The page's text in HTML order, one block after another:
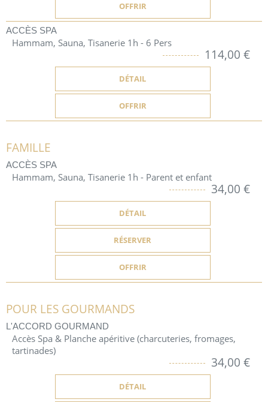
OFFRIR
ACCÈS SPA
Hammam, Sauna, Tisanerie 1h - 6 Pers
114,00 €
DÉTAIL
OFFRIR
FAMILLE
ACCÈS SPA
Hammam, Sauna, Tisanerie 1h - Parent et enfant
34,00 €
DÉTAIL
RÉSERVER
OFFRIR
POUR LES GOURMANDS
L'ACCORD GOURMAND
Accès Spa & Planche apéritive (charcuteries, fromages,
tartinades)
34,00 €
DÉTAIL